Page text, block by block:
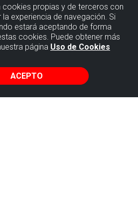
cookies propias y de terceros con
experiencia de navegación. Si
estará aceptando de forma
cookies. Puede obtener más
página Uso de Cookies
ACEPTO